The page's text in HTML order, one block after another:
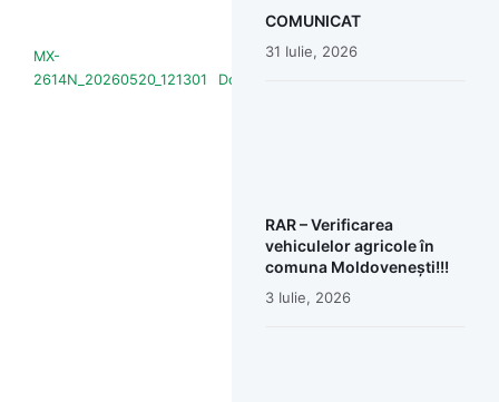
MX-
2614N_20260520_121301
Download
COMUNICAT
31 Iulie, 2026
RAR – Verificarea
vehiculelor agricole în
comuna Moldovenești!!!
3 Iulie, 2026